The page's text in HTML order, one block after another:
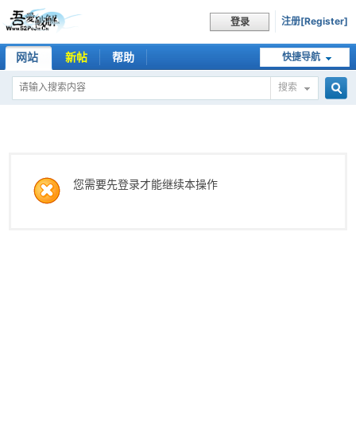
登录 注册[Register]
快捷导航
网站 新帖 帮助
搜索
您需要先登录才能继续本操作